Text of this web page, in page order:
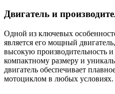
Двигатель и
Одной из ключевых
является его мощный
высокую производительность
компактному размеру и
двигатель обеспечивает
мотоциклом в любых условиях.